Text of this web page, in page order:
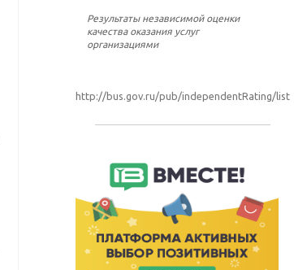
Результаты независимой оценки
качества оказания услуг
организациями
http://bus.gov.ru/pub/independentRating/list